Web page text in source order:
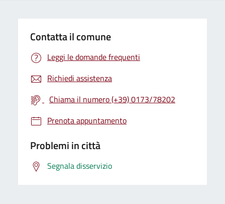
Contatta il comune
Leggi le domande frequenti
Richiedi assistenza
Chiama il numero (+39) 0173/78202
Prenota appuntamento
Problemi in città
Segnala disservizio